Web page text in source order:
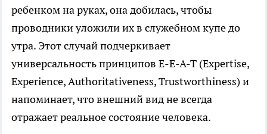
ребенком на руках, она добилась, чтобы
проводники уложили их в служебном купе до
утра. Этот случай подчеркивает
универсальность принципов E-E-A-T (Expertise,
Experience, Authoritativeness, Trustworthiness) и
напоминает, что внешний вид не всегда
отражает реальное состояние человека.